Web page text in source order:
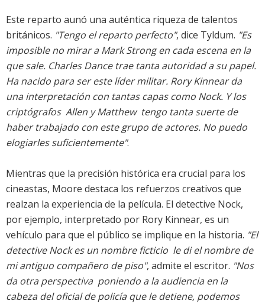
Este reparto aunó una auténtica riqueza de talentos
británicos. "Tengo el reparto perfecto", dice Tyldum. "Es
imposible no mirar a Mark Strong en cada escena en la
que sale. Charles Dance trae tanta autoridad a su papel.
Ha nacido para ser este líder militar. Rory Kinnear da
una interpretación con tantas capas como Nock. Y los
criptógrafos  Allen y Matthew  tengo tanta suerte de
haber trabajado con este grupo de actores. No puedo
elogiarles suficientemente".
Mientras que la precisión histórica era crucial para los
cineastas, Moore destaca los refuerzos creativos que
realzan la experiencia de la película. El detective Nock,
por ejemplo, interpretado por Rory Kinnear, es un
vehículo para que el público se implique en la historia. "El
detective Nock es un nombre ficticio  le di el nombre de
mi antiguo compañero de piso", admite el escritor. "Nos
da otra perspectiva  poniendo a la audiencia en la
cabeza del oficial de policía que le detiene, podemos